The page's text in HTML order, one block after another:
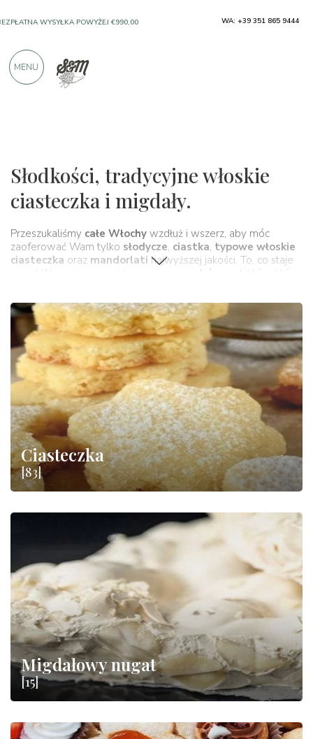
Słodkości, tradycyjne włoskie
ciasteczka i migdały.
Przeszukaliśmy całe Włochy wzdłuż i wszerz, aby móc
zaoferować Wam tylko słodycze, ciastka, typowe włoskie
ciasteczka oraz mandorlati najwyższej jakości. To, co staje
przed Waszymi oczami, to
ogromny wybór
produktów, które,
Ciasteczka
[83]
Migdałowy nugat
[15]
PRODUKTY OD DOSKONAŁYCH
900 POZYTYWNYCH RECENZJI
WA: +39 351 865 9444
MENU